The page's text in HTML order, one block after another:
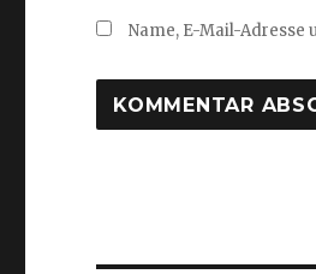
Name, E-Mail-